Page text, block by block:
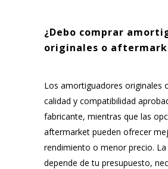
¿Debo comprar
originales o
Los amortiguadores originales
calidad y compatibilidad
fabricante, mientras que las
aftermarket pueden ofrecer
rendimiento o menor precio. La
depende de tu presupuesto,